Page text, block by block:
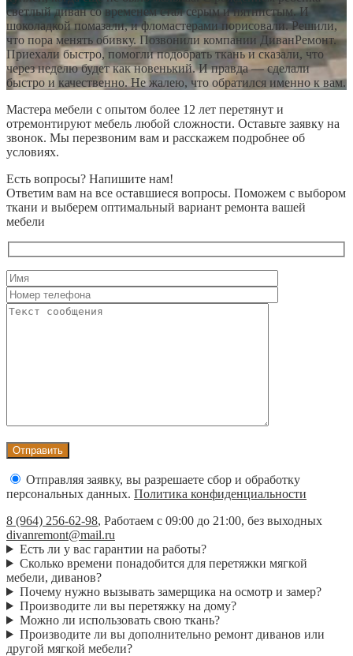
светлый диван со временем стал серым и пятнистым. И
шоколадкой помазали, и фломастерами порисовали. Решили,
что пора менять обивку. Позвонили компании ДиванРемонт.
Приехали быстро, помогли подобрать ткань и сказали, что
через неделю будет как новенький. И правда — сделали
быстро и качественно. Не жалею, что обратился именно к вам.
Мастера мебели с опытом более 12 лет перетянут и
отремонтируют мебель любой сложности. Оставьте заявку на
звонок. Мы перезвоним вам и расскажем подробнее об
условиях.
Есть вопросы? Напишите нам!
Ответим вам на все оставшиеся вопросы. Поможем с выбором
ткани и выберем оптимальный вариант ремонта вашей
мебели
Отправляя заявку, вы разрешаете сбор и обработку
персональных данных. Политика конфиденциальности
8 (964) 256-62-98, Работаем с 09:00 до 21:00, без выходных
divanremont@mail.ru
Есть ли у вас гарантии на работы?
Сколько времени понадобится для перетяжки мягкой
мебели, диванов?
Почему нужно вызывать замерщика на осмотр и замер?
Производите ли вы перетяжку на дому?
Можно ли использовать свою ткань?
Производите ли вы дополнительно ремонт диванов или
другой мягкой мебели?